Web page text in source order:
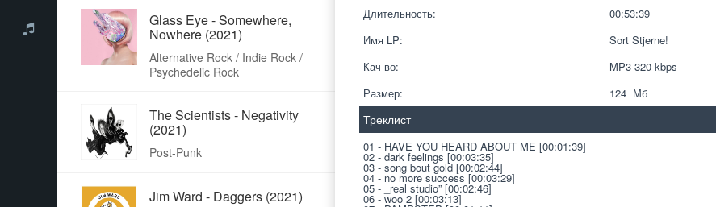
Длительность:
00:53:39
Имя LP:
Sort Stjerne!
Кач-во:
MP3 320 kbps
Размер:
124  Мб
Треклист
01 - HAVE YOU HEARD ABOUT ME [00:01:39]
02 - dark feelings [00:03:35]
03 - song bout gold [00:02:44]
04 - no more success [00:03:29]
05 - _real studio” [00:02:46]
06 - woo 2 [00:03:13]
Glass Eye - Somewhere,
Nowhere (2021)
Alternative Rock / Indie Rock /
Psychedelic Rock
The Scientists - Negativity
(2021)
Post-Punk
Jim Ward - Daggers (2021)